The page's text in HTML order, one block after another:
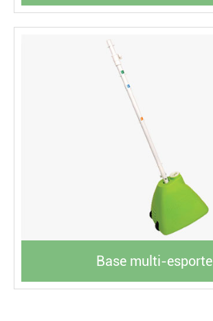
Base multi-esporte